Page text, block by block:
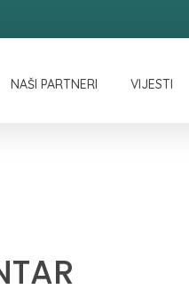
NAŠI PARTNERI VIJESTI